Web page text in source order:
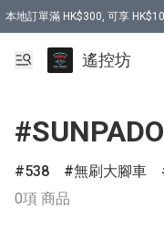
本地訂單滿 HK$300, 可享
購買 7.6V 6500mah 70C 電池
遙控坊
538 無刷大腳車
0項 商品